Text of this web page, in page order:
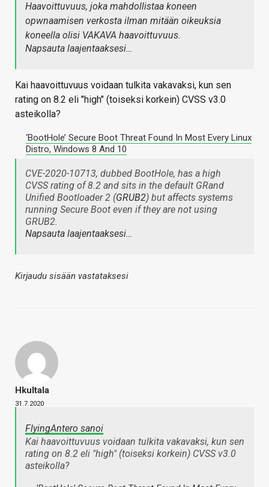
Haavoittuvuus, joka mahdollistaa koneen
opwnaamisen verkosta ilman mitään oikeuksia
koneella olisi VAKAVA haavoittuvuus.
Napsauta laajentaaksesi…
Kai haavoittuvuus voidaan tulkita vakavaksi, kun sen
rating on 8.2 eli "high" (toiseksi korkein) CVSS v3.0
asteikolla?
‘BootHole’ Secure Boot Threat Found In Most Every Linux
Distro, Windows 8 And 10
CVE-2020-10713, dubbed BootHole, has a high
CVSS rating of 8.2 and sits in the default GRand
Unified Bootloader 2 (GRUB2) but affects systems
running Secure Boot even if they are not using
GRUB2.
Napsauta laajentaaksesi…
Kirjaudu sisään vastataksesi
Hkultala
31.7.2020
FlyingAntero sanoi
Kai haavoittuvuus voidaan tulkita vakavaksi, kun sen
rating on 8.2 eli "high" (toiseksi korkein) CVSS v3.0
asteikolla?